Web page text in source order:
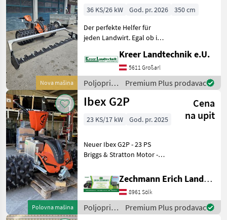
Nova mašina
36 KS/26 kW God. pr. 2026
350 cm
Der perfekte Helfer für
jeden Landwirt. Egal ob im
oder an der
Straßenböschung – die Ibex
G3 Modelle sind
leistungsstarke Profimäher
in je
Kreer Landtechnik e.U.
5611 Großarl
Poljoprivredni
motorni
strojevi /
Premium Plus prodavac
Polovna mašina
Ibex G2P
Cena
na upit
23 KS/17 kW God. pr. 2025
Neuer Ibex G2P - 23 PS
Briggs & Stratton Motor -
Schnorchel-Kühlpaket -
Beleuchtungsset vorne (2x
LED) - Beleuchtung
Fußraum (1x LED) - 4er S
Zechmann Erich Landmaschinen-Portalbau
8961 Sölk
Poljoprivredni
motorni
Premium Plus prodavac